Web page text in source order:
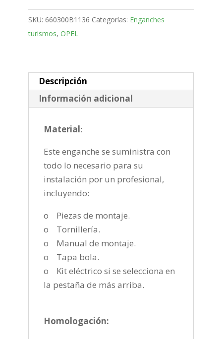
Corta
Bola
desmontable
2018-
cantidad
SKU: 660300B1136 Categorías: Enganches
turismos, OPEL
Descripción
Información adicional
Material:
Este enganche se suministra con
todo lo necesario para su
instalación por un profesional,
incluyendo:
o Piezas de montaje.
o Tornillería.
o Manual de montaje.
o Tapa bola.
o Kit eléctrico si se selecciona en
la pestaña de más arriba.
Homologación: